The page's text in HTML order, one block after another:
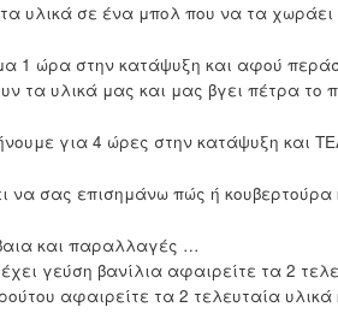
υλικά σε ένα μπολ που να τα
1 ώρα στην κατάψυξη και αφού
τα υλικά μας και μας βγει πέτρα το
για 4 ώρες στην κατάψυξη και
να σας επισημάνω πώς ή κουβερτούρα
και παραλλαγές …
γεύση βανίλια αφαιρείτε τα 2
αφαιρείτε τα 2 τελευταία